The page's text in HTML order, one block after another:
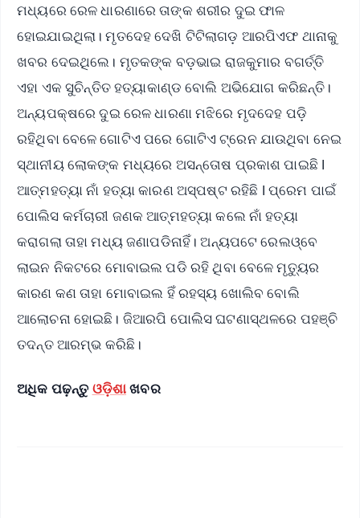
ମଧ୍ୟରେ ରେଳ ଧାରଣାରେ ତାଙ୍କ ଶରୀର ଦୁଇ ଫାଳ
ହୋଇଯାଇଥିଲା। ମୃତଦେହ ଦେଖି ଟିଟିଲାଗଡ଼ ଆରପିଏଫ ଥାନାକୁ
ଖବର ଦେଇଥିଲେ। ମୃତକଙ୍କ ବଡ଼ଭାଇ ରାଜକୁମାର ବଗର୍ତ୍ତି
ଏହା ଏକ ସୁଚିନ୍ତିତ ହତ୍ୟାକାଣ୍ଡ ବୋଲି ଅଭିଯୋଗ କରିଛନ୍ତି।
ଅନ୍ୟପକ୍ଷରେ ଦୁଇ ରେଳ ଧାରଣା ମଝିରେ ମୃଦଦେହ ପଡ଼ି
ରହିଥିବା ବେଳେ ଗୋଟିଏ ପରେ ଗୋଟିଏ ଟ୍ରେନ ଯାଉଥିବା ନେଇ
ସ୍ଥାନୀୟ ଲୋକଙ୍କ ମଧ୍ୟରେ ଅସନ୍ତୋଷ ପ୍ରକାଶ ପାଇଛି l
ଆତ୍ମହତ୍ୟା ନାଁ ହତ୍ୟା କାରଣ ଅସ୍ପଷ୍ଟ ରହିଛି l ପ୍ରେମ ପାଇଁ
ପୋଲିସ କର୍ମଚାରୀ ଜଣକ ଆତ୍ମହତ୍ୟା କଲେ ନାଁ ହତ୍ୟା
କରାଗଲା ତାହା ମଧ୍ୟ ଜଣାପଡିନାହିଁ। ଅନ୍ୟପଟେ ରେଲଓ୍ବେ
ଲାଇନ ନିକଟରେ ମୋବାଇଲ ପଡି ରହି ଥିବା ବେଳେ ମୃତ୍ୟୁର
କାରଣ କଣ ତାହା ମୋବାଇଲ ହିଁ ରହସ୍ୟ ଖୋଲିବ ବୋଲି
ଆଲୋଚନା ହୋଇଛି। ଜିଆରପି ପୋଲିସ ଘଟଣାସ୍ଥଳରେ ପହଞ୍ଚି
ତଦନ୍ତ ଆରମ୍ଭ କରିଛି।
ଅଧିକ ପଢ଼ନ୍ତୁ ଓଡ଼ିଶାଖବର